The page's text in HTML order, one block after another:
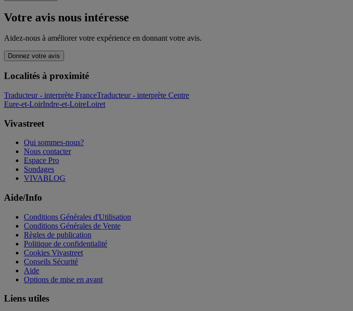
Votre avis nous intéresse
Aidez-nous à améliorer votre expérience en donnant votre avis.
Donnez votre avis
Localités à proximité
Traducteur - interprète FranceTraducteur - interprète Centre
Eure-et-LoirIndre-et-LoireLoiret
Vivastreet
Qui sommes-nous?
Nous contacter
Espace Pro
Sondages
VIVABLOG
Aide/Info
Conditions Générales d'Utilisation
Conditions Générales de Vente
Règles de publication
Politique de confidentialité
Cookies Vivastreet
Conseils Sécurité
Aide
Options de mise en avant
Liens utiles